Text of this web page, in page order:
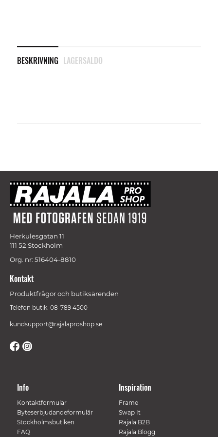
BESKRIVNING LAGERSALDO
Herkulesgatan 11
111 52 Stockholm
Org. nr: 516404-8810
Kontakt
Produktfrågor och butiksärenden
Telefon butik: 08-789 4500
kundsupport@rajalaproshop.se
Info
Kontaktformulär
Byteserbjudandeformulär
Stockholmsbutiken
FAQ
Inspiration
Frame
Swap It
Rajala B2B
Rajala Blogg